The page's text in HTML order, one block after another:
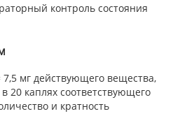
контроль состояния
7,5 мг действующего вещества,
20 каплях соответствующего
и кратность